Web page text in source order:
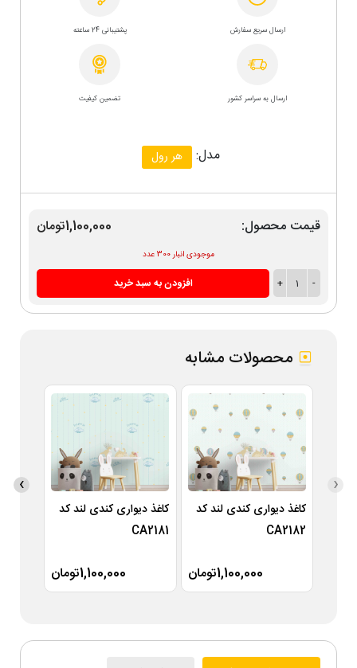
ارسال سریع سفارش پشتیبانی 24 ساعته
ارسال به سراسر کشور تضمین کیفیت
مدل: هر رول
قیمت محصول: 1,100,000تومان
موجودی انبار 300 عدد
-
1
+ افزودن به سبد خرید
محصولات مشابه
کاغذ دیواری کندی لند کد
CA2182
1,100,000تومان
کاغذ دیواری کندی لند کد
CA2181
1,100,000تومان
‹
›